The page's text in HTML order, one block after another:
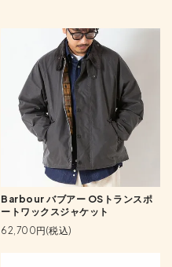
Barbour バブアー OSトランスポ
ートワックスジャケット
62,700円(税込)